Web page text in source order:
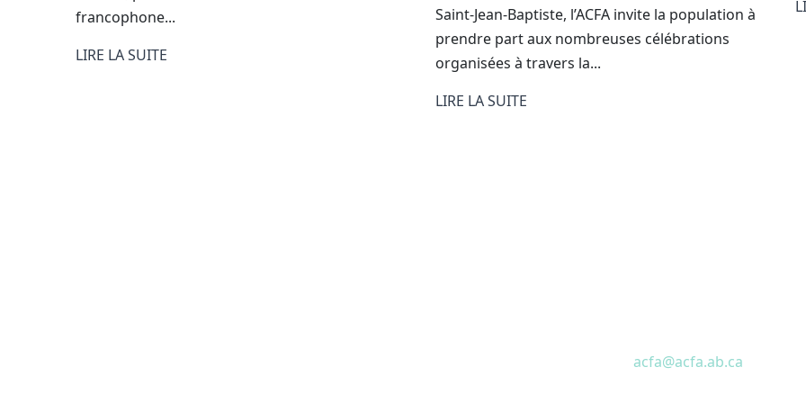
francophone...
LIRE LA SUITE
Saint-Jean-Baptiste, l’ACFA invite la population à
prendre part aux nombreuses célébrations
organisées à travers la...
LIRE LA SUITE
acfa@acfa.ab.ca